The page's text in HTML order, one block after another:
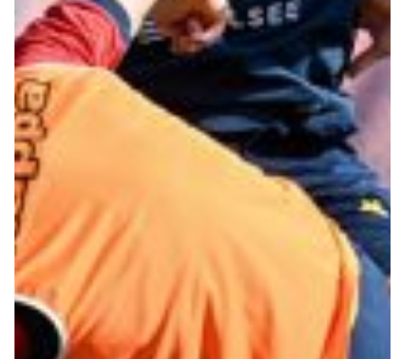
Robe di Kappa x Genoa
Vintage Collection
Red&Blue Voices
Kids
Accessori
Party
Outlet